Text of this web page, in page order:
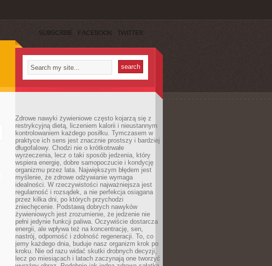
SUBSCRIBE FACEBOOK TWITTER
Zdrowe nawyki żywieniowe często kojarzą się z
restrykcyjną dietą, liczeniem kalorii i nieustannym
kontrolowaniem każdego posiłku. Tymczasem w
praktyce ich sens jest znacznie prostszy i bardziej
długofalowy. Chodzi nie o krótkotrwałe
wyrzeczenia, lecz o taki sposób jedzenia, który
wspiera energię, dobre samopoczucie i kondycję
organizmu przez lata. Największym błędem jest
myślenie, że zdrowe odżywianie wymaga
idealności. W rzeczywistości najważniejsza jest
regularność i rozsądek, a nie perfekcja osiągana
przez kilka dni, po których przychodzi
zniechęcenie. Podstawą dobrych nawyków
żywieniowych jest zrozumienie, że jedzenie nie
pełni jedynie funkcji paliwa. Oczywiście dostarcza
energii, ale wpływa też na koncentrację, sen,
nastrój, odporność i zdolność regeneracji. To, co
jemy każdego dnia, buduje nasz organizm krok po
kroku. Nie od razu widać skutki drobnych decyzji,
lecz po miesiącach i latach zaczynają one tworzyć